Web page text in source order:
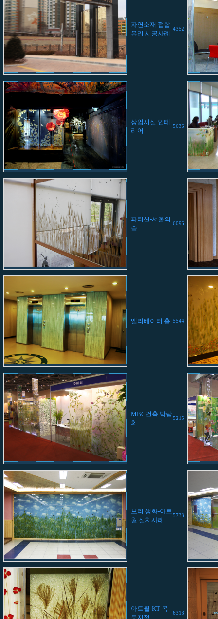
자연소재 접합
유리 시공사례
4352
상업시설 인테
리어
5636
파티션-서울의
숲
6096
엘리베이터 홀 5544
MBC건축 박람
회
5215
보리 생화-아트
월 설치사례
5733
아트월-KT 목
동지점
6318